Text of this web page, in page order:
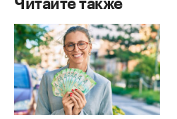
Читайте также